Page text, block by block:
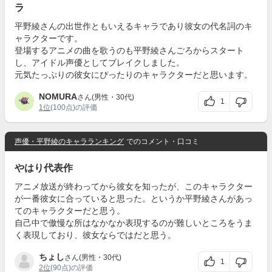
ラ
平野綾さんの出世作ともいえるキャラであり彼女の代名詞のキ
ャラクターです。
登場するアニメの曲を歌うのも平野綾さんごろからスタート
し、アイドル声優としてブレイクしました。
元気たっぷりの彼女にぴったりのキャラクターだと思います。
NOMURAさん(男性・30代)
1位(100点)の評価
1
声優・平野綾のキャラランキング でのコメント・口コミ
やはり代表作
アニメ放送が終わってから彼女を知ったが、このキャラクター
が一番彼女に合っていると思った。というか平野綾さんがあっ
てのキャラクターだと思う。
自己中で傲慢な所はなかなか表現するのが難しいところをうま
く表現しており、彼女ならではだと思う。
ちょしさん(男性・30代)
2位(90点)の評価
1